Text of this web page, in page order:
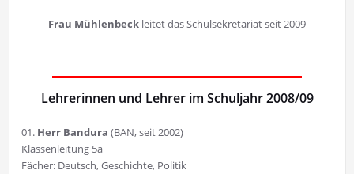
Frau Mühlenbeck leitet das Schulsekretariat seit 2009
Lehrerinnen und Lehrer im Schuljahr 2008/09
01. Herr Bandura (BAN, seit 2002)
Klassenleitung 5a
Fächer: Deutsch, Geschichte, Politik